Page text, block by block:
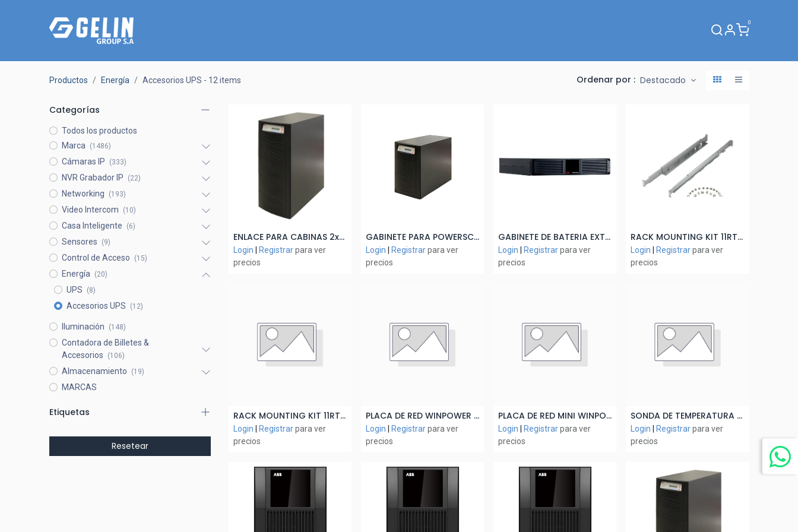
0
Productos Energía Accesorios UPS - 12 items Ordenar por : Destacado
Categorías
Todos los productos
Marca
(1486)
Cámaras IP (333)
NVR Grabador IP (22)
Networking (193)
Video Intercom (10)
Casa Inteligente (6)
Sensores (9)
Control de Acceso (15)
Energía (20)
UPS (8)
Accesorios UPS (12)
Iluminación (148)
Contadora de Billetes &
Accesorios
(106)
Almacenamiento (19)
MARCAS
Etiquetas
Resetear
Añadir al Carrito ENLACE PARA CABINAS 2x48x7/8Ah CAB B (SIN BATERIAS)
Login Registrar para ver
precios
Añadir al Carrito GABINETE PARA POWERSCALE CAB B
Login Registrarpara ver
precios
Añadir al Carrito GABINETE DE BATERIA EXTERNA (MODULO 11RT G2 6/10 KVA)
Login Registrarpara ver
precios
Añadir al Carrito RACK MOUNTING KIT 11RT G2 6/10 KVA (SOLO P/UPS)
Login Registrar para ver
precios
Añadir al Carrito RACK MOUNTING KIT 11RT G2 6/10 KVA (Solo P/EBM)
Login Registrar para ver
precios
Añadir al Carrito PLACA DE RED WINPOWER SNMP - POWERVALUE (No apto 11T G2 1/3 KVA y 11RT G2 1/3 KVA)
Login Registrarpara ver
precios
Añadir al Carrito PLACA DE RED MINI WINPOWER SNMP - POWERVALUE 11T G2 1/3 KVA (INCLUYE SPS SOFTWARE + SOPORTE SNMP)
Login Registrarpara ver
precios
Añadir al Carrito SONDA DE TEMPERATURA P/BATERIAS (CABLE 1MTRS LARGO)
Login Registrar para ver
precios